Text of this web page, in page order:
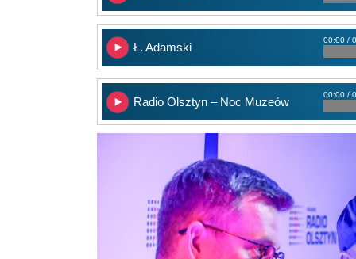
Ł. Adamski
00:00 /
Radio Olsztyn – Noc Muzeów
00:00 /